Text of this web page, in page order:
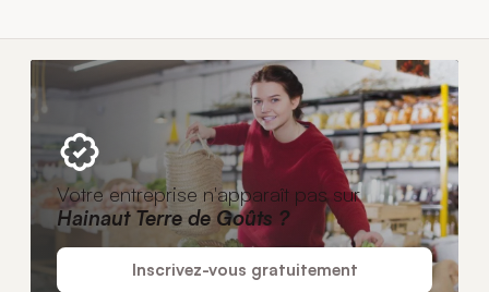
Votre entreprise n'apparaît pas sur
Hainaut Terre de Goûts ?
Inscrivez-vous gratuitement